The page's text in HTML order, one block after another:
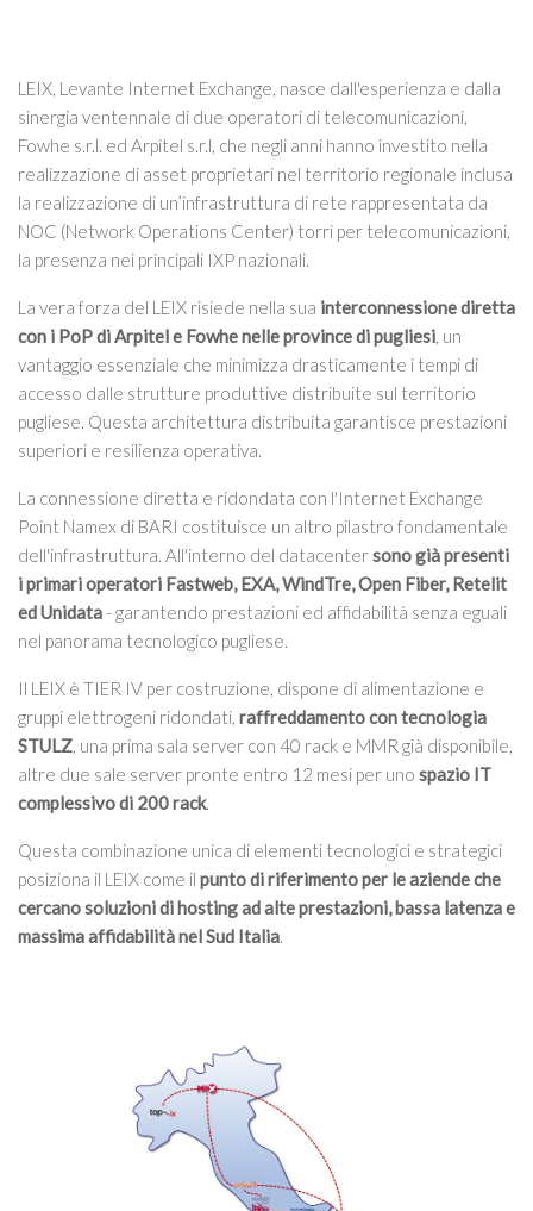
LEIX, Levante Internet Exchange, nasce dall'esperienza e dalla
sinergia ventennale di due operatori di telecomunicazioni,
Fowhe s.r.l. ed Arpitel s.r.l, che negli anni hanno investito nella
realizzazione di asset proprietari nel territorio regionale inclusa
la realizzazione di un’infrastruttura di rete rappresentata da
NOC (Network Operations Center) torri per telecomunicazioni,
la presenza nei principali IXP nazionali.
La vera forza del LEIX risiede nella sua interconnessione diretta
con i PoP di Arpitel e Fowhe nelle province di pugliesi, un
vantaggio essenziale che minimizza drasticamente i tempi di
accesso dalle strutture produttive distribuite sul territorio
pugliese. Questa architettura distribuita garantisce prestazioni
superiori e resilienza operativa.
La connessione diretta e ridondata con l'Internet Exchange
Point Namex di BARI costituisce un altro pilastro fondamentale
dell'infrastruttura. All'interno del datacentersono già presenti
i primari operatori Fastweb, EXA, WindTre, Open Fiber, Retelit
ed Unidata- garantendo prestazioni ed affidabilità senza eguali
nel panorama tecnologico pugliese.
Il LEIX è TIER IV per costruzione, dispone di alimentazione e
gruppi elettrogeni ridondati, raffreddamento con tecnologia
STULZ, una prima sala server con 40 rack e MMR già disponibile,
altre due sale server pronte entro 12 mesi per uno spazio IT
complessivo di 200 rack.
Questa combinazione unica di elementi tecnologici e strategici
posiziona il LEIX come il punto di riferimento per le aziende che
cercano soluzioni di hosting ad alte prestazioni, bassa latenza e
massima affidabilità nel Sud Italia.